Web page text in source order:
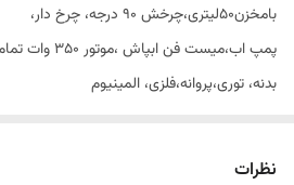
بامخزن۵۰لیتری،چرخش ۹۰ درجه، چرخ دار،
پمپ اب،میست فن ابپاش ،موتور ۳۵۰ وات تمام مس
بدنه، توری،پروانه،فلزی، المینیوم
نظرات